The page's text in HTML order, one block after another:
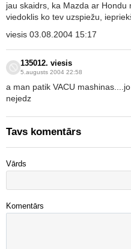
jau skaidrs, ka Mazda ar Hondu
viedoklis ko tev uzspiežu,
viesis 03.08.2004 15:17
135012. viesis
5.augusts 2004 22:58
a man patik VACU
nejedz
Tavs komentārs
Vārds
Komentārs